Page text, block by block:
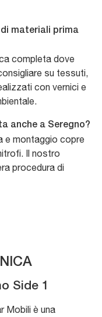
materiali prima
completa dove
su tessuti,
con vernici e
anche a Seregno?
e montaggio copre
Il nostro
procedura di
Side 1
Mobili è una